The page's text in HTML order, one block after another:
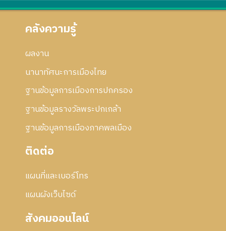
คลังความรู้
ผลงาน
นานาทัศนะการเมืองไทย
ฐานข้อมูลการเมืองการปกครอง
ฐานข้อมูลรางวัลพระปกเกล้า
ฐานข้อมูลการเมืองภาคพลเมือง
ติดต่อ
แผนที่และเบอร์โทร
แผนผังเว็บไซด์
สังคมออนไลน์